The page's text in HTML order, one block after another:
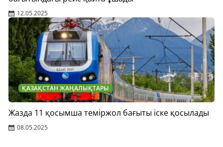
12.05.2025
ҚАЗАҚСТАН ЖАҢАЛЫҚТАРЫ
Жазда 11 қосымша теміржол бағыты іске қосылады
08.05.2025